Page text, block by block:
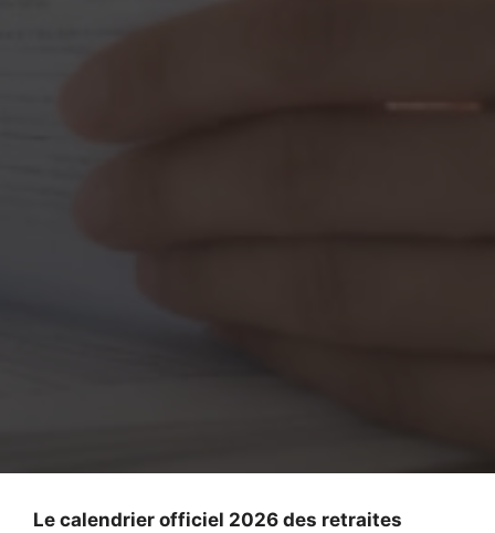
Le calendrier officiel 2026 des retraites